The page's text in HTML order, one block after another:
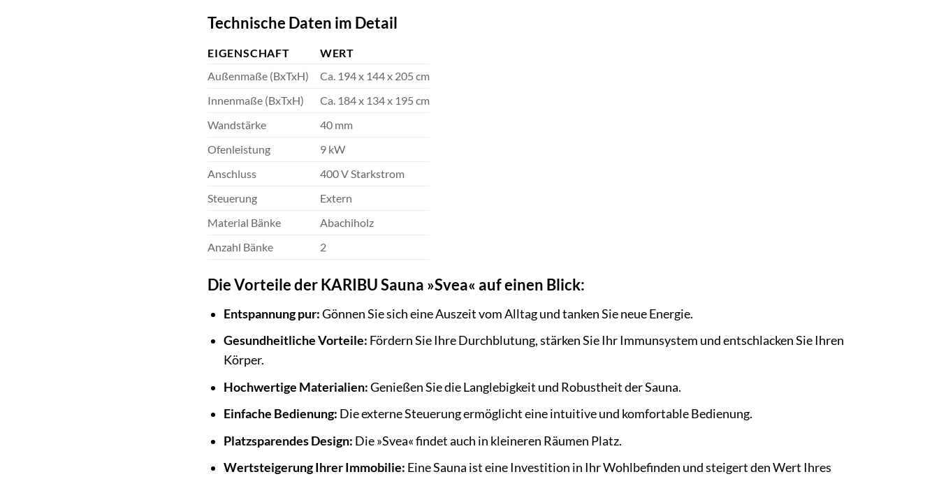
Technische Daten im Detail
EIGENSCHAFT
WERT
Außenmaße (BxTxH)
Ca. 194 x 144 x 205 cm
Innenmaße (BxTxH)
Ca. 184 x 134 x 195 cm
Wandstärke
40 mm
Ofenleistung
9 kW
Anschluss
400 V Starkstrom
Steuerung
Extern
Material Bänke
Abachiholz
Anzahl Bänke
2
Die Vorteile der KARIBU Sauna »Svea« auf einen Blick:
Entspannung pur:Gönnen Sie sich eine Auszeit vom Alltag und tanken Sie neue Energie.
Gesundheitliche Vorteile: Fördern Sie Ihre Durchblutung, stärken Sie Ihr Immunsystem und entschlacken Sie Ihren
Körper.
Hochwertige Materialien:Genießen Sie die Langlebigkeit und Robustheit der Sauna.
Einfache Bedienung: Die externe Steuerung ermöglicht eine intuitive und komfortable Bedienung.
Platzsparendes Design: Die »Svea« findet auch in kleineren Räumen Platz.
Wertsteigerung Ihrer Immobilie: Eine Sauna ist eine Investition in Ihr Wohlbefinden und steigert den Wert Ihres